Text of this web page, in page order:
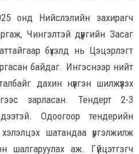
онд Нийслэлийн захирагч
Чингэлтэй дүүргийн Засаг
бүхэлд нь Цэцэрлэгт
байдаг. Ингэснээр нийт
дахин нүүлгэн шилжүүлэх
зарласан. Тендерт 2-3
Одоогоор тендерийн
шатандаа үргэлжилж
шалгаруулах аж. Гүйцэтгэгч